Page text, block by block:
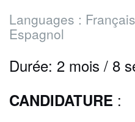
Languages :
Espagnol
Durée: 2 mois / 8
CANDIDATURE :